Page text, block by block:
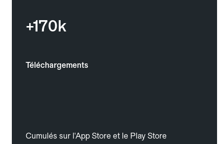
+170k
Téléchargements
Cumulés sur l'App Store et le Play Store